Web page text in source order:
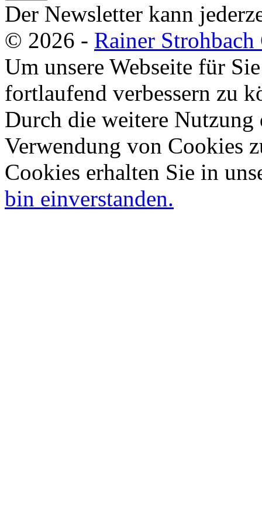
Der Newsletter kann
© 2026 - Rainer
Um unsere Webseite für
fortlaufend verbessern zu
Durch die weitere Nutzung
Verwendung von Cookies
Cookies erhalten Sie in
bin einverstanden.